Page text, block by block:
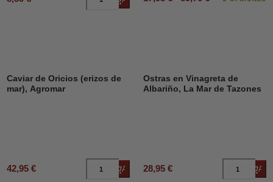
Caviar de Oricios (erizos de
mar), Agromar
42,95 € Añadir al carrito
Ostras en Vinagreta de
Albariño, La Mar de Tazones
28,95 €